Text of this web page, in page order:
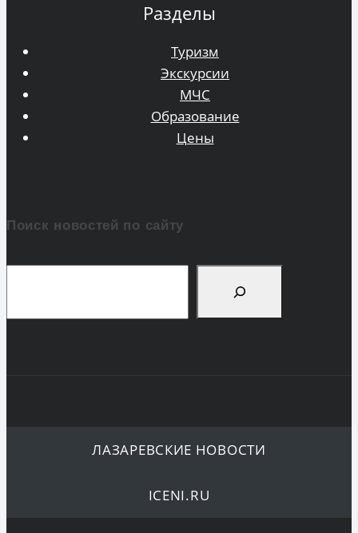
Разделы
Туризм
Экскурсии
МЧС
Образование
Цены
Поиск новостей по сайту
ЛАЗАРЕВСКИЕ НОВОСТИ
ICENI.RU